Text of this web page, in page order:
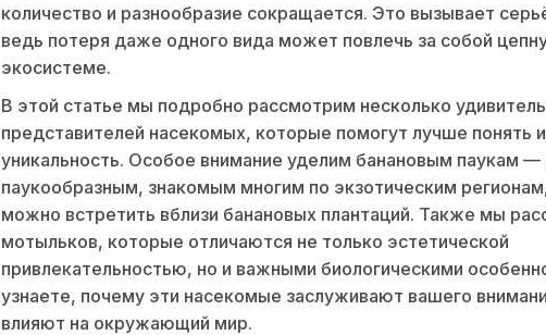
количество и разнообразие сокращается. Это вызывает
ведь потеря даже одного вида может повлечь за собой
экосистеме.
В этой статье мы подробно рассмотрим несколько
представителей насекомых, которые помогут лучше понять
уникальность. Особое внимание уделим банановым паукам
паукообразным, знакомым многим по экзотическим
можно встретить вблизи банановых плантаций. Также мы
мотыльков, которые отличаются не только эстетической
привлекательностью, но и важными биологическими
узнаете, почему эти насекомые заслуживают вашего
влияют на окружающий мир.